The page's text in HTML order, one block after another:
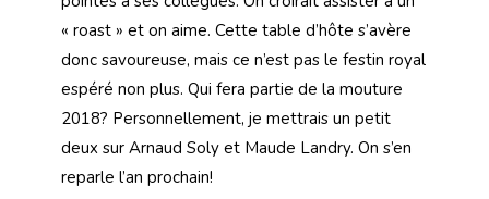
« roast » et on aime. Cette table d’hôte s’avère
donc savoureuse, mais ce n’est pas le festin royal
espéré non plus. Qui fera partie de la mouture
2018? Personnellement, je mettrais un petit
deux sur Arnaud Soly et Maude Landry. On s’en
reparle l’an prochain!